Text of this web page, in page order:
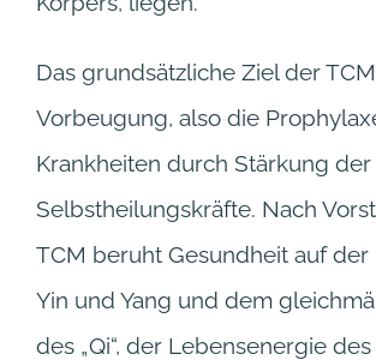
Das grundsätzliche Ziel der
Vorbeugung, also die
Krankheiten durch Stärkung der
Selbstheilungskräfte. Nach
TCM beruht Gesundheit auf der
Yin und Yang und dem
des „Qi“, der Lebensenergie